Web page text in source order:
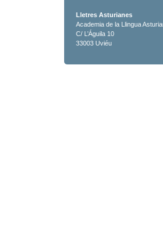
Lletres Asturianes
Academia de la Llingua
C/ L’Águila 10
33003 Uviéu